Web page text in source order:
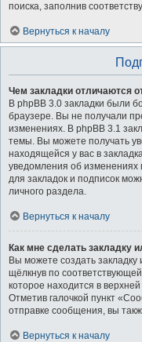
поиска, заполнив
Вернуться к началу
Чем закладки отличаются
В phpBB 3.0 закладки были
браузере. Вы не получали
изменениях. В phpBB 3.1
темы. Вы можете получать
находящейся у вас в
уведомления об
для закладок и подписок
личного раздела.
Вернуться к началу
Как мне сделать закладку
Вы можете создать
щёлкнув по
которое находится в
Отметив галочкой пункт
отправке сообщения, вы
Вернуться к началу